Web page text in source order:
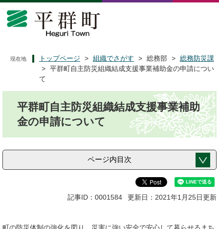
ペ
メ
現在地 トップページ > 組織でさがす > 総務部 > 総務防災課
> 平群町自主防災組織結成支援事業補助金の申請につい
て
平群町自主防災組織結成支援事業補助
金の申請について
ページ内目次
記事ID：0001584 更新日：2021年1月25日更新